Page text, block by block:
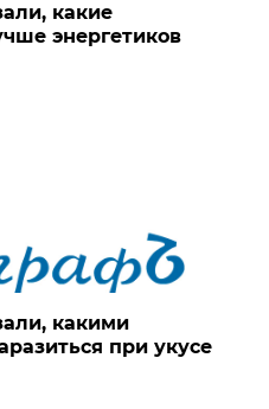
какие
энергетиков
какими
при укусе